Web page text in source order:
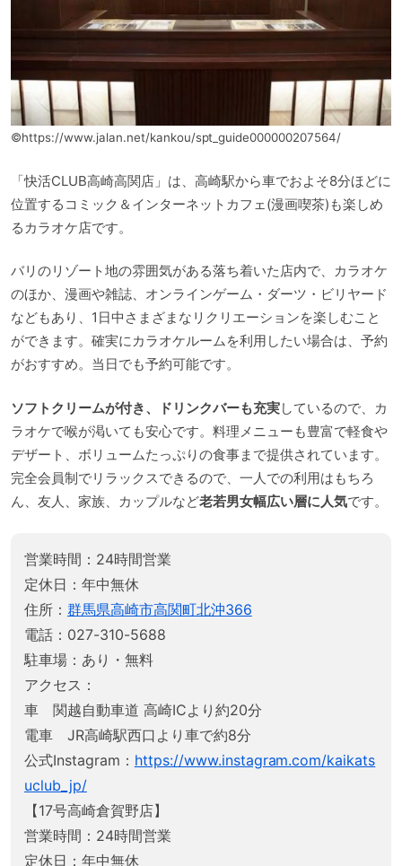
©https://www.jalan.net/kankou/spt_guide000000207564/
「快活CLUB高崎高関店」は、高崎駅から車でおよそ8分ほどに
位置するコミック＆インターネットカフェ(漫画喫茶)も楽しめ
るカラオケ店です。
バリのリゾート地の雰囲気がある落ち着いた店内で、カラオケ
のほか、漫画や雑誌、オンラインゲーム・ダーツ・ビリヤード
などもあり、1日中さまざまなリクリエーションを楽しむこと
ができます。確実にカラオケルームを利用したい場合は、予約
がおすすめ。当日でも予約可能です。
ソフトクリームが付き、ドリンクバーも充実しているので、カ
ラオケで喉が渇いても安心です。料理メニューも豊富で軽食や
デザート、ボリュームたっぷりの食事まで提供されています。
完全会員制でリラックスできるので、一人での利用はもちろ
ん、友人、家族、カップルなど老若男女幅広い層に人気です。
営業時間：24時間営業
定休日：年中無休
住所： 群馬県高崎市高関町北沖366
電話：027-310-5688
駐車場：あり・無料
アクセス：
車 関越自動車道 高崎ICより約20分
電車 JR高崎駅西口より車で約8分
公式Instagram： https://www.instagram.com/kaikats
uclub_jp/
【17号高崎倉賀野店】
営業時間：24時間営業
定休日：年中無休